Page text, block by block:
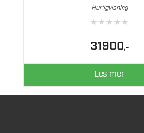
Hurtigvisning
★★★★★
31900,-
Les mer